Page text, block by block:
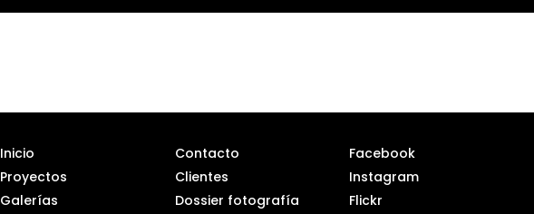
Inicio
Proyectos
Galerías
Contacto
Clientes
Dossier fotografía
Facebook
Instagram
Flickr